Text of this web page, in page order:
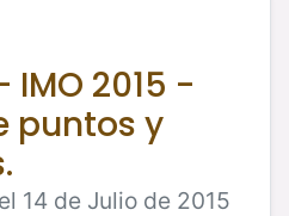
IMO 2015 -
puntos y
14 de Julio de 2015